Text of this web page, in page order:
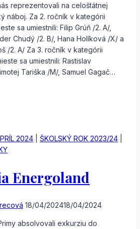
reprezentovali na celoštátnej
náboj. Za 2. ročník v kategórii
sa umiestnili: Filip Grúň /2. A/,
Chudý /2. B/, Hana Holíková /X/ a
/2. A/ Za 3. ročník v kategórii
sa umiestnili: Rastislav
Tariška /M/, Samuel Gagač…
2024 ŠKOLSKÝ ROK 2023/24
Energoland
18/04/202418/04/2024
absolvovali exkurziu do